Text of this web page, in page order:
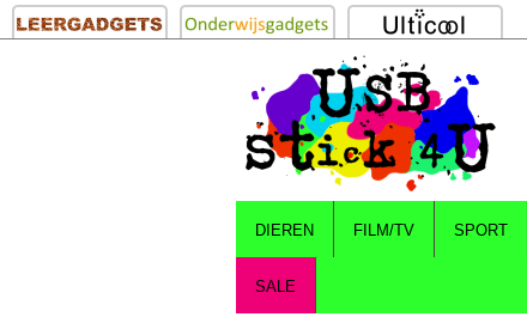
DIEREN FILM/TV SPORT
SALE